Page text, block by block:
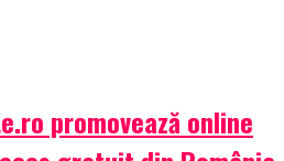
promovează online